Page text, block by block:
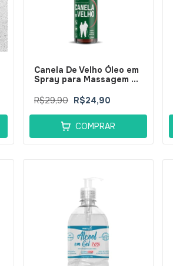
Canela De Velho Óleo em
Spray para Massagem Dr
BellaPhytus
R$29,90 R$24,90
COMPRAR